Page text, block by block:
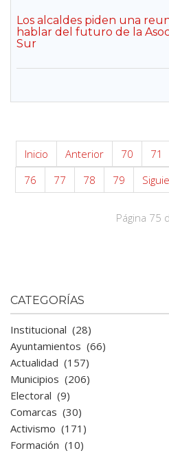
Los alcaldes piden una
hablar del futuro de la
Sur
Inicio Anterior 70 71
76
77 78 79
Página 75
CATEGORÍAS
Institucional (28)
Ayuntamientos (66)
Actualidad (157)
Municipios (206)
Electoral (9)
Comarcas (30)
Activismo (171)
Formación (10)